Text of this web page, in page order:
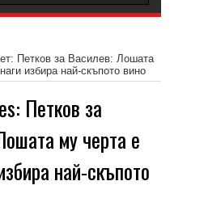
Петков за Василев: Лошата
избира най-скъпото вино
Петков за
му черта е
най-скъпото